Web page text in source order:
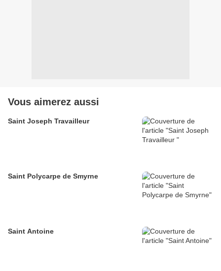
Vous aimerez aussi
Saint Joseph Travailleur
Saint Polycarpe de Smyrne
Saint Antoine